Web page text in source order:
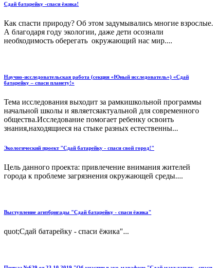
Сдай батарейку -спаси ёжика!
Как спасти природу? Об этом задумывались многие взрослые.
А благодаря году экологии, даже дети осознали
необходимость оберегать окружающий нас мир....
Научно-исследовательская работа (секция «Юный исследователь») «Сдай
батарейку – спаси планету!»
Тема исследования выходит за рамкишкольной программы
начальной школы и являетсяактуальной для современного
общества.Исследование помогает ребенку освоить
знания,находящиеся на стыке разных естественны...
Экологический проект "Сдай батарейку - спаси свой город!"
Цель данного проекта: привлечение внимания жителей
города к проблеме загрязнения окружающей среды....
Выступление агитбригады "Сдай батарейку - спаси ёжика"
quot;Сдай батарейку - спаси ёжика"...